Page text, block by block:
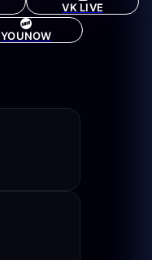
VK LIVE
YOUNOW